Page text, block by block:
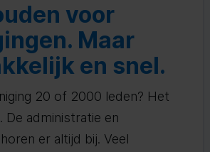
voor
Maar
en snel.
20 of 2000 leden? Het
De administratie en
er altijd bij. Veel